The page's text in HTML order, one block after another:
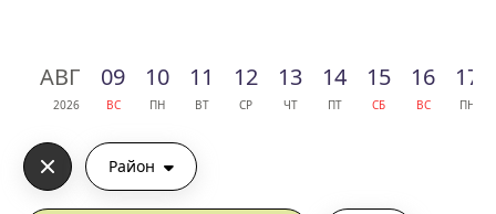
АВГ
2026
09
ВС
10
ПН
11
ВТ
12
СР
13
ЧТ
14
ПТ
15
СБ
16
ВС
17
ПН
Район